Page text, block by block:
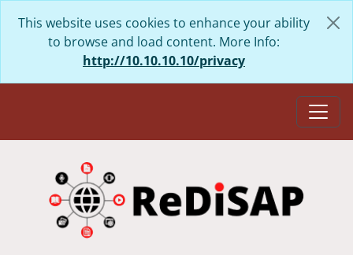
This website uses cookies to enhance your ability
to browse and load content. More Info:
http://10.10.10.10/privacy